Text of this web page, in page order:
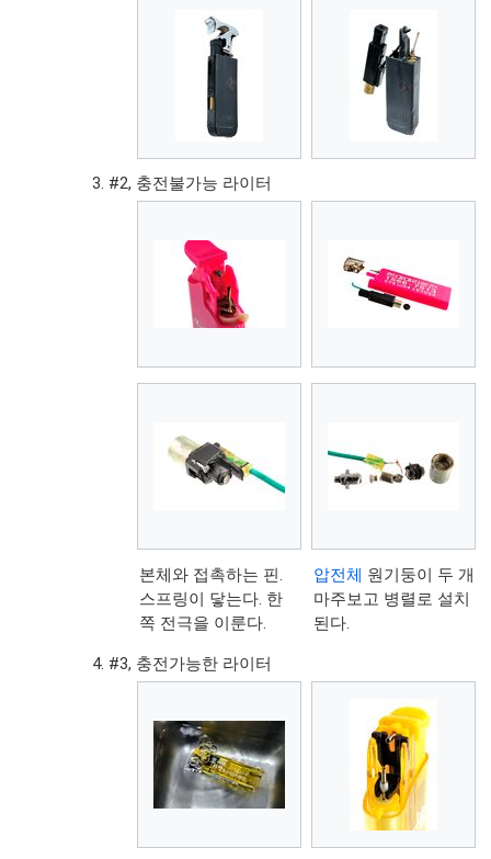
#2, 충전불가능 라이터
본체와 접촉하는 핀.
스프링이 닿는다. 한
쪽 전극을 이룬다.
압전체 원기둥이 두 개
마주보고 병렬로 설치
된다.
#3, 충전가능한 라이터